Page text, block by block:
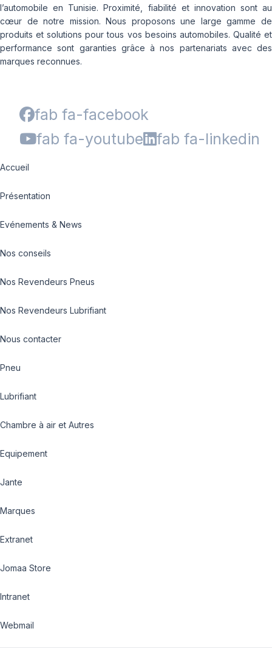
l’automobile en Tunisie. Proximité, fiabilité et innovation sont au
cœur de notre mission. Nous proposons une large gamme de
produits et solutions pour tous vos besoins automobiles. Qualité et
performance sont garanties grâce à nos partenariats avec des
marques reconnues.
fab fa-facebook
fab fa-youtube
fab fa-linkedin
Accueil
Présentation
Evénements & News
Nos conseils
Nos Revendeurs Pneus
Nos Revendeurs Lubrifiant
Nous contacter
Pneu
Lubrifiant
Chambre à air et Autres
Equipement
Jante
Marques
Extranet
Jomaa Store
Intranet
Webmail